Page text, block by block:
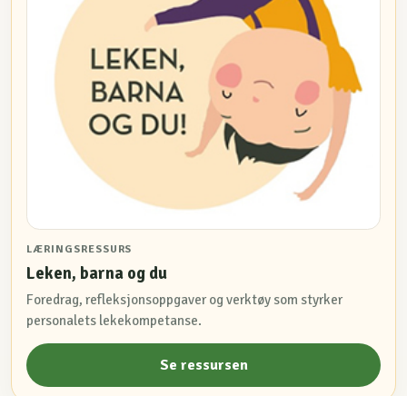
LÆRINGSRESSURS
Leken, barna og du
Foredrag, refleksjonsoppgaver og verktøy som styrker
personalets lekekompetanse.
Se ressursen